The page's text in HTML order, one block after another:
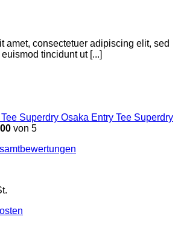
amet, consectetuer adipiscing elit, sed
tincidunt ut [...]
Osaka Entry Tee Superdry
von 5